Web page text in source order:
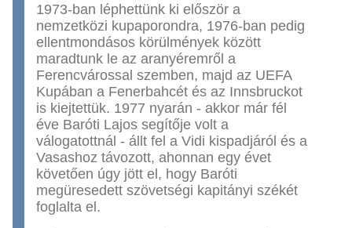
1973-ban léphettünk ki először a
nemzetközi kupaporondra, 1976-ban pedig
ellentmondásos körülmények között
maradtunk le az aranyéremről a
Ferencvárossal szemben, majd az UEFA
Kupában a Fenerbahcét és az Innsbruckot
is kiejtettük. 1977 nyarán - akkor már fél
éve Baróti Lajos segítője volt a
válogatottnál - állt fel a Vidi kispadjáról és a
Vasashoz távozott, ahonnan egy évet
követően úgy jött el, hogy Baróti
megüresedett szövetségi kapitányi székét
foglalta el.